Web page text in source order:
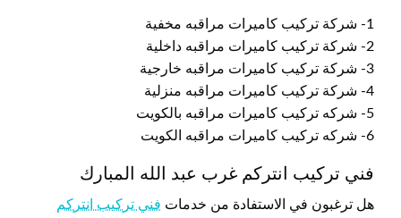
1- شركة تركيب كاميرات مراقبه مخفية
2- شركة تركيب كاميرات مراقبه داخلية
3- شركة تركيب كاميرات مراقبه خارجية
4- شركة تركيب كاميرات مراقبه منزلية
5- شركه تركيب كاميرات مراقبه بالكويت
6- شركه تركيب كاميرات مراقبه الكويت
فني تركيب انتركم غرب عبد الله المبارك
هل ترغبون في الاستفادة من خدمات فني تركيب انتركم